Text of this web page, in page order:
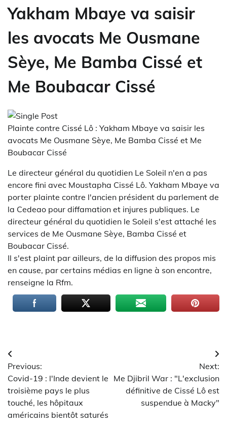
Yakham Mbaye va saisir
les avocats Me Ousmane
Sèye, Me Bamba Cissé et
Me Boubacar Cissé
Plainte contre Cissé Lô : Yakham Mbaye va saisir les
avocats Me Ousmane Sèye, Me Bamba Cissé et Me
Boubacar Cissé
Le directeur général du quotidien Le Soleil n'en a pas
encore fini avec Moustapha Cissé Lô. Yakham Mbaye va
porter plainte contre l'ancien président du parlement de
la Cedeao pour diffamation et injures publiques. Le
directeur général du quotidien le Soleil s'est attaché les
services de Me Ousmane Sèye, Bamba Cissé et
Boubacar Cissé.
Il s'est plaint par ailleurs, de la diffusion des propos mis
en cause, par certains médias en ligne à son encontre,
renseigne la Rfm.
Navigation
de
l’article
Previous:
Covid-19 : l'Inde devient le
troisième pays le plus
touché, les hôpitaux
américains bientôt saturés
Next:
Me Djibril War : "L'exclusion
définitive de Cissé Lô est
suspendue à Macky"